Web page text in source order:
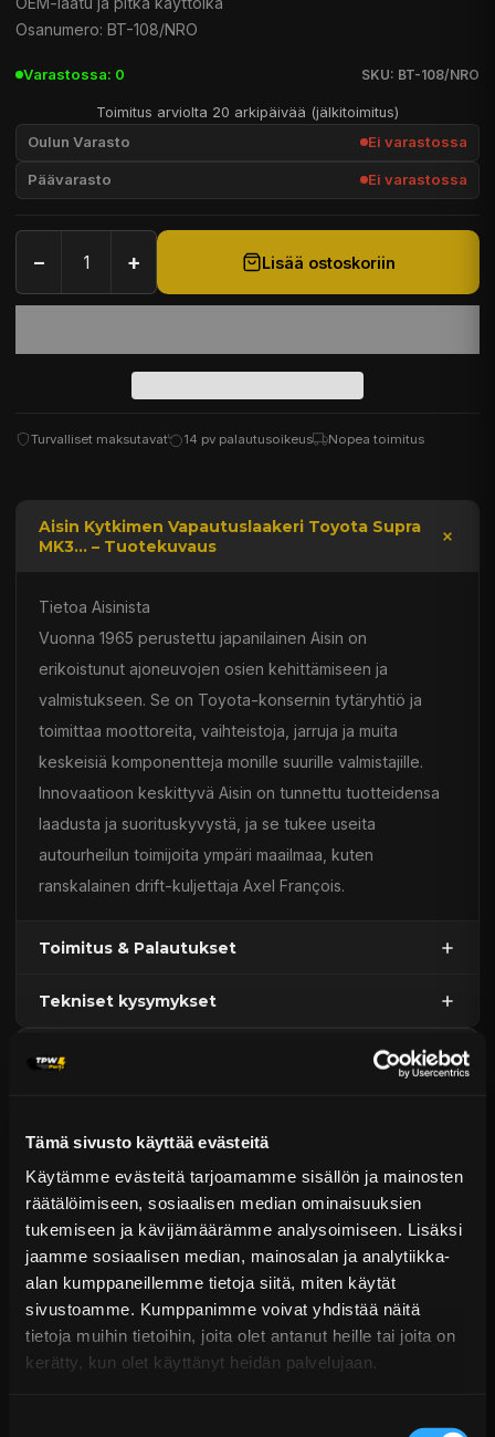
Tämä sivusto käyttää evästeitä
Käytämme evästeitä tarjoamamme sisällön ja mainosten
räätälöimiseen, sosiaalisen median ominaisuuksien
tukemiseen ja kävijämäärämme analysoimiseen. Lisäksi
jaamme sosiaalisen median, mainosalan ja analytiikka-
alan kumppaneillemme tietoja siitä, miten käytät
sivustoamme. Kumppanimme voivat yhdistää näitä
tietoja muihin tietoihin, joita olet antanut heille tai joita on
kerätty, kun olet käyttänyt heidän palvelujaan.
Osanumero: BT-108/NRO
Varastossa: 0 SKU: BT-108/NRO
Toimitus arviolta 20 arkipäivää (jälkitoimitus)
Oulun Varasto Ei varastossa
Päävarasto Ei varastossa
− + Lisää ostoskoriin
Turvalliset maksutavat 14 pv palautusoikeus Nopea toimitus
Aisin Kytkimen Vapautuslaakeri Toyota Supra
MK3... – Tuotekuvaus
Tietoa Aisinista
Vuonna 1965 perustettu japanilainen Aisin on
erikoistunut ajoneuvojen osien kehittämiseen ja
valmistukseen. Se on Toyota-konsernin tytäryhtiö ja
toimittaa moottoreita, vaihteistoja, jarruja ja muita
keskeisiä komponentteja monille suurille valmistajille.
Innovaatioon keskittyvä Aisin on tunnettu tuotteidensa
laadusta ja suorituskyvystä, ja se tukee useita
autourheilun toimijoita ympäri maailmaa, kuten
ranskalainen drift-kuljettaja Axel François.
Toimitus & Palautukset
Kaupan sijainnissa olevat tuotteet 1–3 arkipäivässä
14 päivän palautusoikeus
Tekniset kysymykset
Sähköposti:
KATSO LISÄÄ